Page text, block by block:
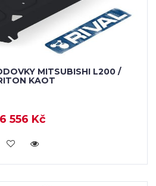
MITSUBISHI L200 /
KAOT
6 556 Kč
KOUPIT